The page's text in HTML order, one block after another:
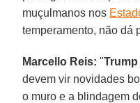
muçulmanos nos
temperamento, não dá
Marcello Reis: "Trump
devem vir novidades
o muro e a blindagem